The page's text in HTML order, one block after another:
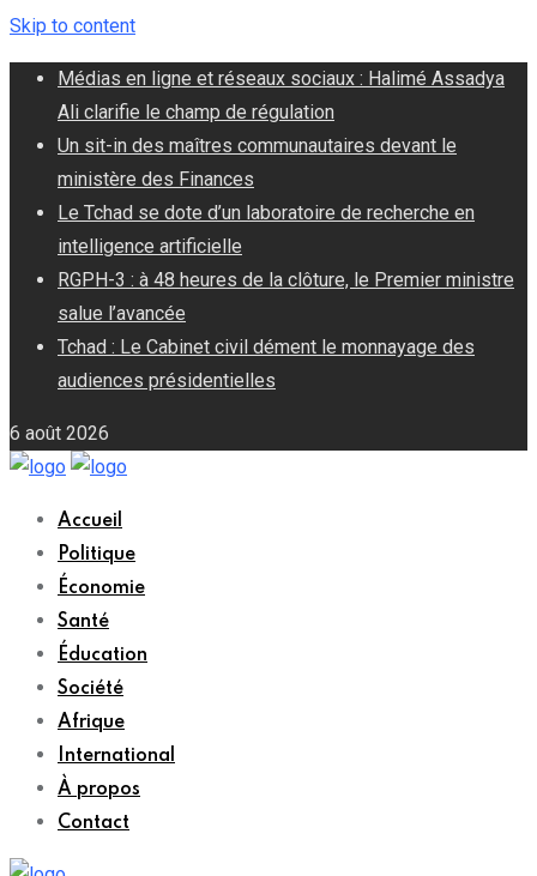
Skip to content
Médias en ligne et réseaux sociaux : Halimé Assadya
Ali clarifie le champ de régulation
Un sit-in des maîtres communautaires devant le
ministère des Finances
Le Tchad se dote d’un laboratoire de recherche en
intelligence artificielle
RGPH-3 : à 48 heures de la clôture, le Premier ministre
salue l’avancée
Tchad : Le Cabinet civil dément le monnayage des
audiences présidentielles
6 août 2026
Accueil
Politique
Économie
Santé
Éducation
Société
Afrique
International
À propos
Contact